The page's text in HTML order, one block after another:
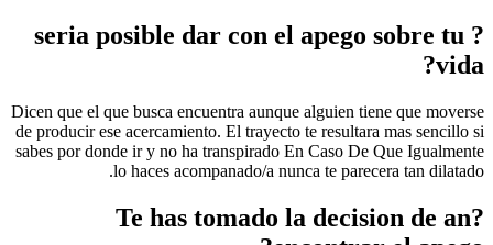
? seria posible dar con el
Dicen que el que busca encuentra aunque alguien
de producir ese acercamiento. El trayecto te
sabes por donde ir y no ha transpirado En Caso
lo haces acompanado/a nunca te
?Te has tomado la